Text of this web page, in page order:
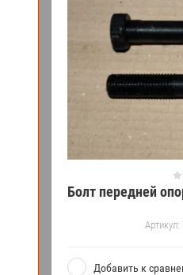
Болт передней
Артикул:
Добавить к